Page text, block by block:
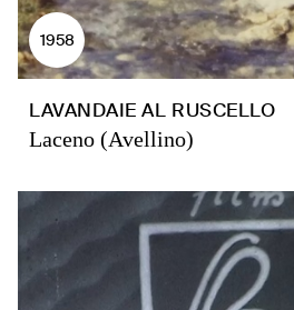
1958
LAVANDAIE AL RUSCELLO
Laceno (Avellino)